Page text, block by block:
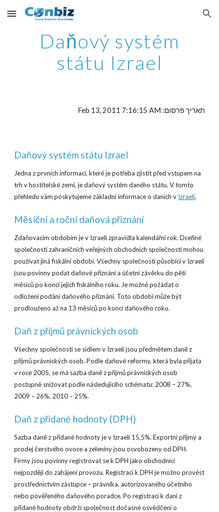
Skip to main content Skip to navigation
Daňový systém
státu Izrael
תאריך פרסום: Feb 13, 2011 7:16:15 AM
Daňový systém státu Izrael
Jedna z prvních informací, které je potřeba zjistit před vstupem na
trh v hostitelské zemi, je daňový systém daného státu. V tomto
přehledu vám poskytujeme základní informace o daních v Izraeli.
Měsíční a roční daňová přiznání
Zdaňovacím obdobím je v Izraeli zpravidla kalendářní rok. Dceřiné
společnosti zahraničních veřejných obchodních společností mohou
používat jiná fiskální období. Všechny společnosti působící v Izraeli
jsou povinny podat daňové přiznání a účetní závěrku do pěti
měsíců po konci jejich fiskálního roku. Je možné požádat o
odložení podání daňového přiznání. Toto období může být
prodlouženo až na 13 měsíců po konci daňového roku.
Daň z příjmů právnických osob
Všechny společnosti se sídlem v Izraeli jsou předmětem daně z
příjmů právnických osob. Podle daňové reformy, která byla přijata
v roce 2005, se má sazba daně z příjmů právnických osob
postupně snižovat podle následujícího schématu: 2008 – 27%,
2009 – 26%, 2010 – 25%.
Daň z přidané hodnoty (DPH)
Sazba daně z přidané hodnoty je v Izraeli 15,5%. Exportní příjmy a
prodej čerstvého ovoce a zeleniny jsou osvobozeny od DPH.
Firmy jsou povinny registrovat se k DPH jako obchodníci
nejpozději do zahájení provozu. Registraci k DPH je možno provést
prostřednictvím zástupce – právníka, autorizovaného účetního
nebo pověřeného daňového poradce. Po registraci k dani z
přidané hodnoty obdrží společnost dočasné osvědčení o